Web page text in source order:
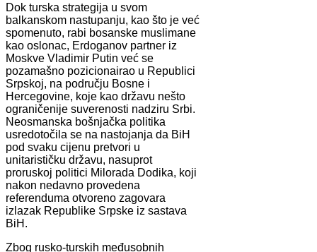
Dok turska strategija u svom
balkanskom nastupanju, kao što je već
spomenuto, rabi bosanske muslimane
kao oslonac, Erdoganov partner iz
Moskve Vladimir Putin već se
pozamašno pozicionairao u Republici
Srpskoj, na području Bosne i
Hercegovine, koje kao državu nešto
ograničenije suverenosti nadziru Srbi.
Neosmanska bošnjačka politika
usredotočila se na nastojanja da BiH
pod svaku cijenu pretvori u
unitarističku državu, nasuprot
proruskoj politici Milorada Dodika, koji
nakon nedavno provedena
referenduma otvoreno zagovara
izlazak Republike Srpske iz sastava
BiH.
Zbog rusko-turskih međusobnih